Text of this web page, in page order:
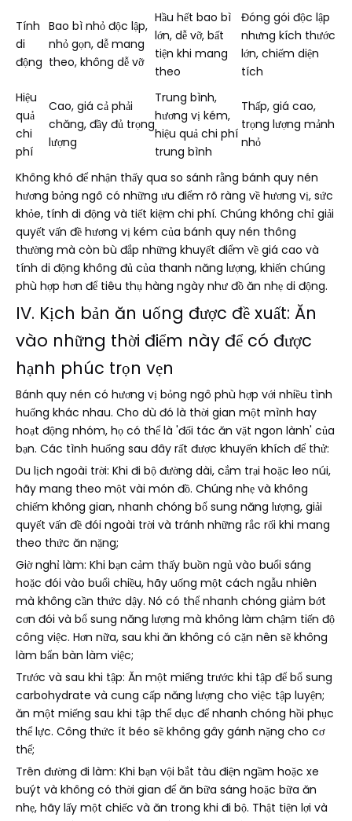
Tính
di
động
Bao bì nhỏ độc lập,
nhỏ gọn, dễ mang
theo, không dễ vỡ
Hầu hết bao bì
lớn, dễ vỡ, bất
tiện khi mang
theo
Đóng gói độc lập
nhưng kích thước
lớn, chiếm diện
tích
Hiệu
quả
chi
phí
Cao, giá cả phải
chăng, đầy đủ trọng
lượng
Trung bình,
hương vị kém,
hiệu quả chi phí
trung bình
Thấp, giá cao,
trọng lượng mảnh
nhỏ
Không khó để nhận thấy qua so sánh rằng bánh quy nén
hương bỏng ngô có những ưu điểm rõ ràng về hương vị, sức
khỏe, tính di động và tiết kiệm chi phí. Chúng không chỉ giải
quyết vấn đề hương vị kém của bánh quy nén thông
thường mà còn bù đắp những khuyết điểm về giá cao và
tính di động không đủ của thanh năng lượng, khiến chúng
phù hợp hơn để tiêu thụ hàng ngày như đồ ăn nhẹ di động.
IV. Kịch bản ăn uống được đề xuất: Ăn
vào những thời điểm này để có được
hạnh phúc trọn vẹn
Bánh quy nén có hương vị bỏng ngô phù hợp với nhiều tình
huống khác nhau. Cho dù đó là thời gian một mình hay
hoạt động nhóm, họ có thể là 'đối tác ăn vặt ngon lành' của
bạn. Các tình huống sau đây rất được khuyến khích để thử:
Du lịch ngoài trời: Khi đi bộ đường dài, cắm trại hoặc leo núi,
hãy mang theo một vài món đồ. Chúng nhẹ và không
chiếm không gian, nhanh chóng bổ sung năng lượng, giải
quyết vấn đề đói ngoài trời và tránh những rắc rối khi mang
theo thức ăn nặng;
Giờ nghỉ làm: Khi bạn cảm thấy buồn ngủ vào buổi sáng
hoặc đói vào buổi chiều, hãy uống một cách ngẫu nhiên
mà không cần thức dậy. Nó có thể nhanh chóng giảm bớt
cơn đói và bổ sung năng lượng mà không làm chậm tiến độ
công việc. Hơn nữa, sau khi ăn không có cặn nên sẽ không
làm bẩn bàn làm việc;
Trước và sau khi tập: Ăn một miếng trước khi tập để bổ sung
carbohydrate và cung cấp năng lượng cho việc tập luyện;
ăn một miếng sau khi tập thể dục để nhanh chóng hồi phục
thể lực. Công thức ít béo sẽ không gây gánh nặng cho cơ
thể;
Trên đường đi làm: Khi bạn vội bắt tàu điện ngầm hoặc xe
buýt và không có thời gian để ăn bữa sáng hoặc bữa ăn
nhẹ, hãy lấy một chiếc và ăn trong khi đi bộ. Thật tiện lợi và